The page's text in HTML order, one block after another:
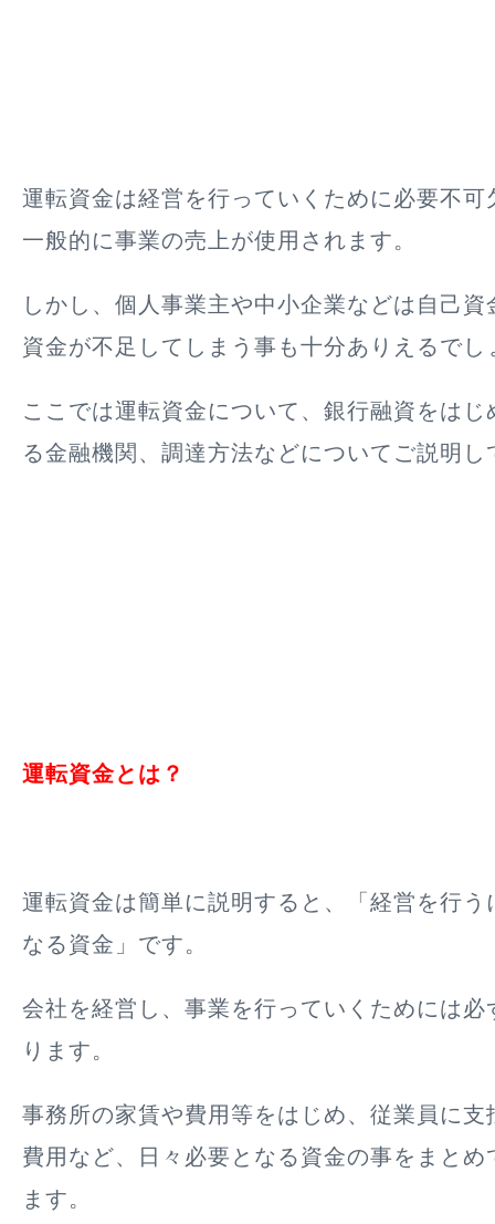
運転資金は経営を行っていくために必要不可
一般的に事業の売上が使用されます。
しかし、個人事業主や中小企業などは自己
資金が不足してしまう事も十分ありえるでし
ここでは運転資金について、銀行融資をは
る金融機関、調達方法などについてご説明し
運転資金とは？
運転資金は簡単に説明すると、
「経営を行
なる資金」 です。
会社を経営し、事業を行っていくためには必
ります。
事務所の家賃や費用等をはじめ、従業員に支
費用など、日々必要となる資金の事をまとめ
ます。